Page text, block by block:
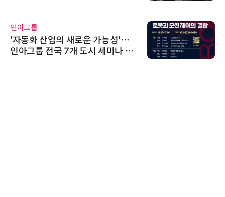
인아그룹
'자동화 산업의 새로운 가능성'…
인아그룹 전국 7개 도시 세미나 페